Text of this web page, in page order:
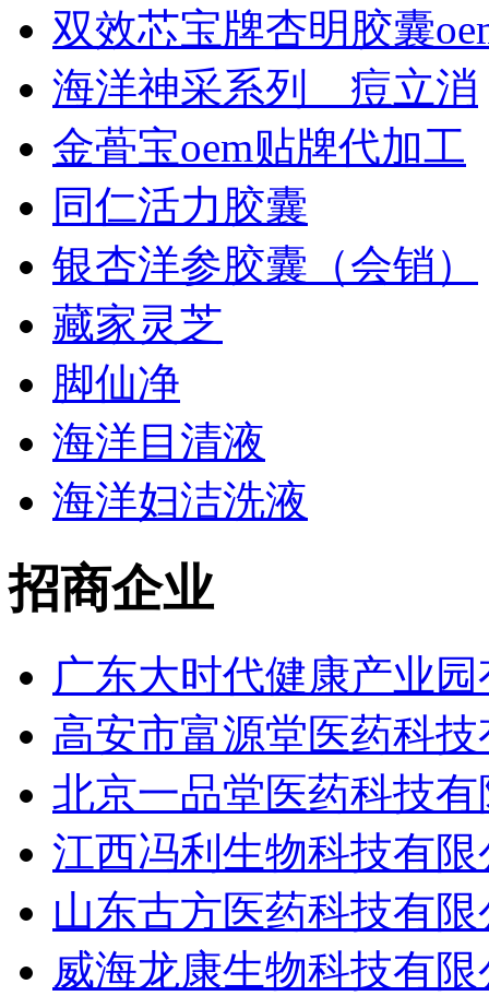
双效芯宝牌杏明胶囊
海洋神采系列＿痘立消
金蓇宝oem贴牌代加工
同仁活力胶囊
银杏洋参胶囊（会销）
藏家灵芝
脚仙净
海洋目清液
海洋妇洁洗液
招商企业
广东大时代健康产业
高安市富源堂医药科技
北京一品堂医药科技
江西冯利生物科技有限
山东古方医药科技有
威海龙康生物科技有